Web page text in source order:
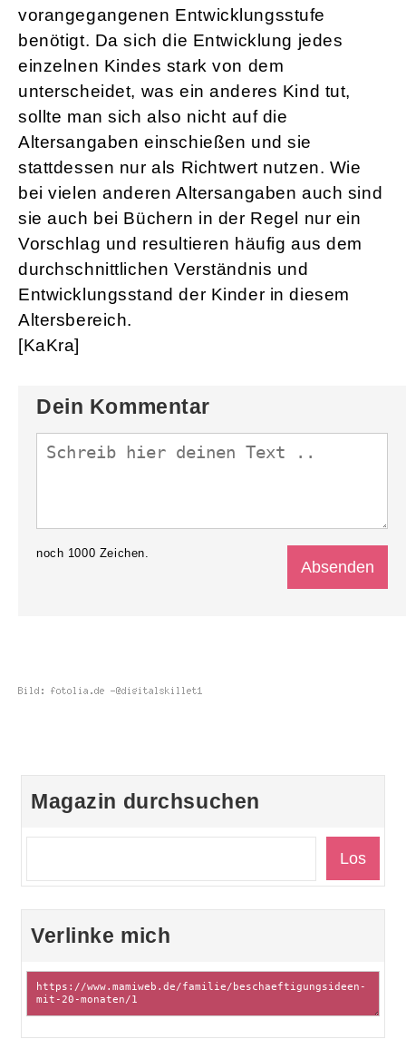
vorangegangenen Entwicklungsstufe
benötigt. Da sich die Entwicklung jedes
einzelnen Kindes stark von dem
unterscheidet, was ein anderes Kind tut,
sollte man sich also nicht auf die
Altersangaben einschießen und sie
stattdessen nur als Richtwert nutzen. Wie
bei vielen anderen Altersangaben auch sind
sie auch bei Büchern in der Regel nur ein
Vorschlag und resultieren häufig aus dem
durchschnittlichen Verständnis und
Entwicklungsstand der Kinder in diesem
Altersbereich.
[KaKra]
Dein Kommentar
noch 1000 Zeichen.
Magazin durchsuchen
Verlinke mich